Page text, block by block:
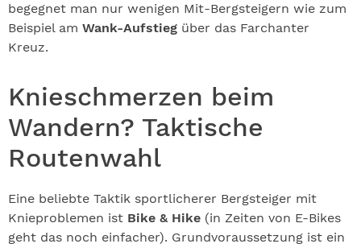
begegnet man nur wenigen Mit-Bergsteigern wie zum
Beispiel am Wank-Aufstieg über das Farchanter
Kreuz.
Knieschmerzen beim
Wandern? Taktische
Routenwahl
Eine beliebte Taktik sportlicherer Bergsteiger mit
Knieproblemen ist Bike & Hike (in Zeiten von E-Bikes
geht das noch einfacher). Grundvoraussetzung ist ein